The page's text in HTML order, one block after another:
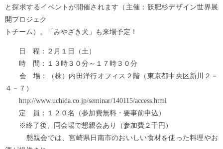
と探求するイベントが開催されます（主催：飫肥杉デザイン世界展
開プロジェク
トチーム）。「みやざき犬」も来場予定！
日 程：２月１日（土）
時 間：１３時３０分～１７時３０分
会 場：（株）内田洋行オフィス２階（東京都中央区新川２－
４－７）
http://www.uchida.co.jp/seminar/140115/access.html
定 員：１２０名（参加費無料・要事前申込）
※終了後、同会場で懇親会あり（参加費２千円）
懇親会では、宮崎県日南市のおいしい食材を使った料理やお